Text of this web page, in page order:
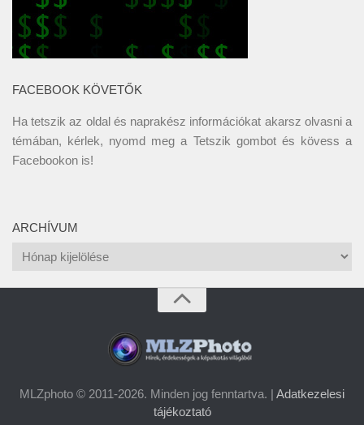
FACEBOOK KÖVETŐK
Ha tetszik az oldal és naprakész információkat akarsz olvasni a
témában, kérlek, nyomd meg a Tetszik gombot és kövess a
Facebookon is!
ARCHÍVUM
Archívum
MLZphoto © 2011-2026. Minden jog fenntartva. | Adatkezelesi
tájékoztató